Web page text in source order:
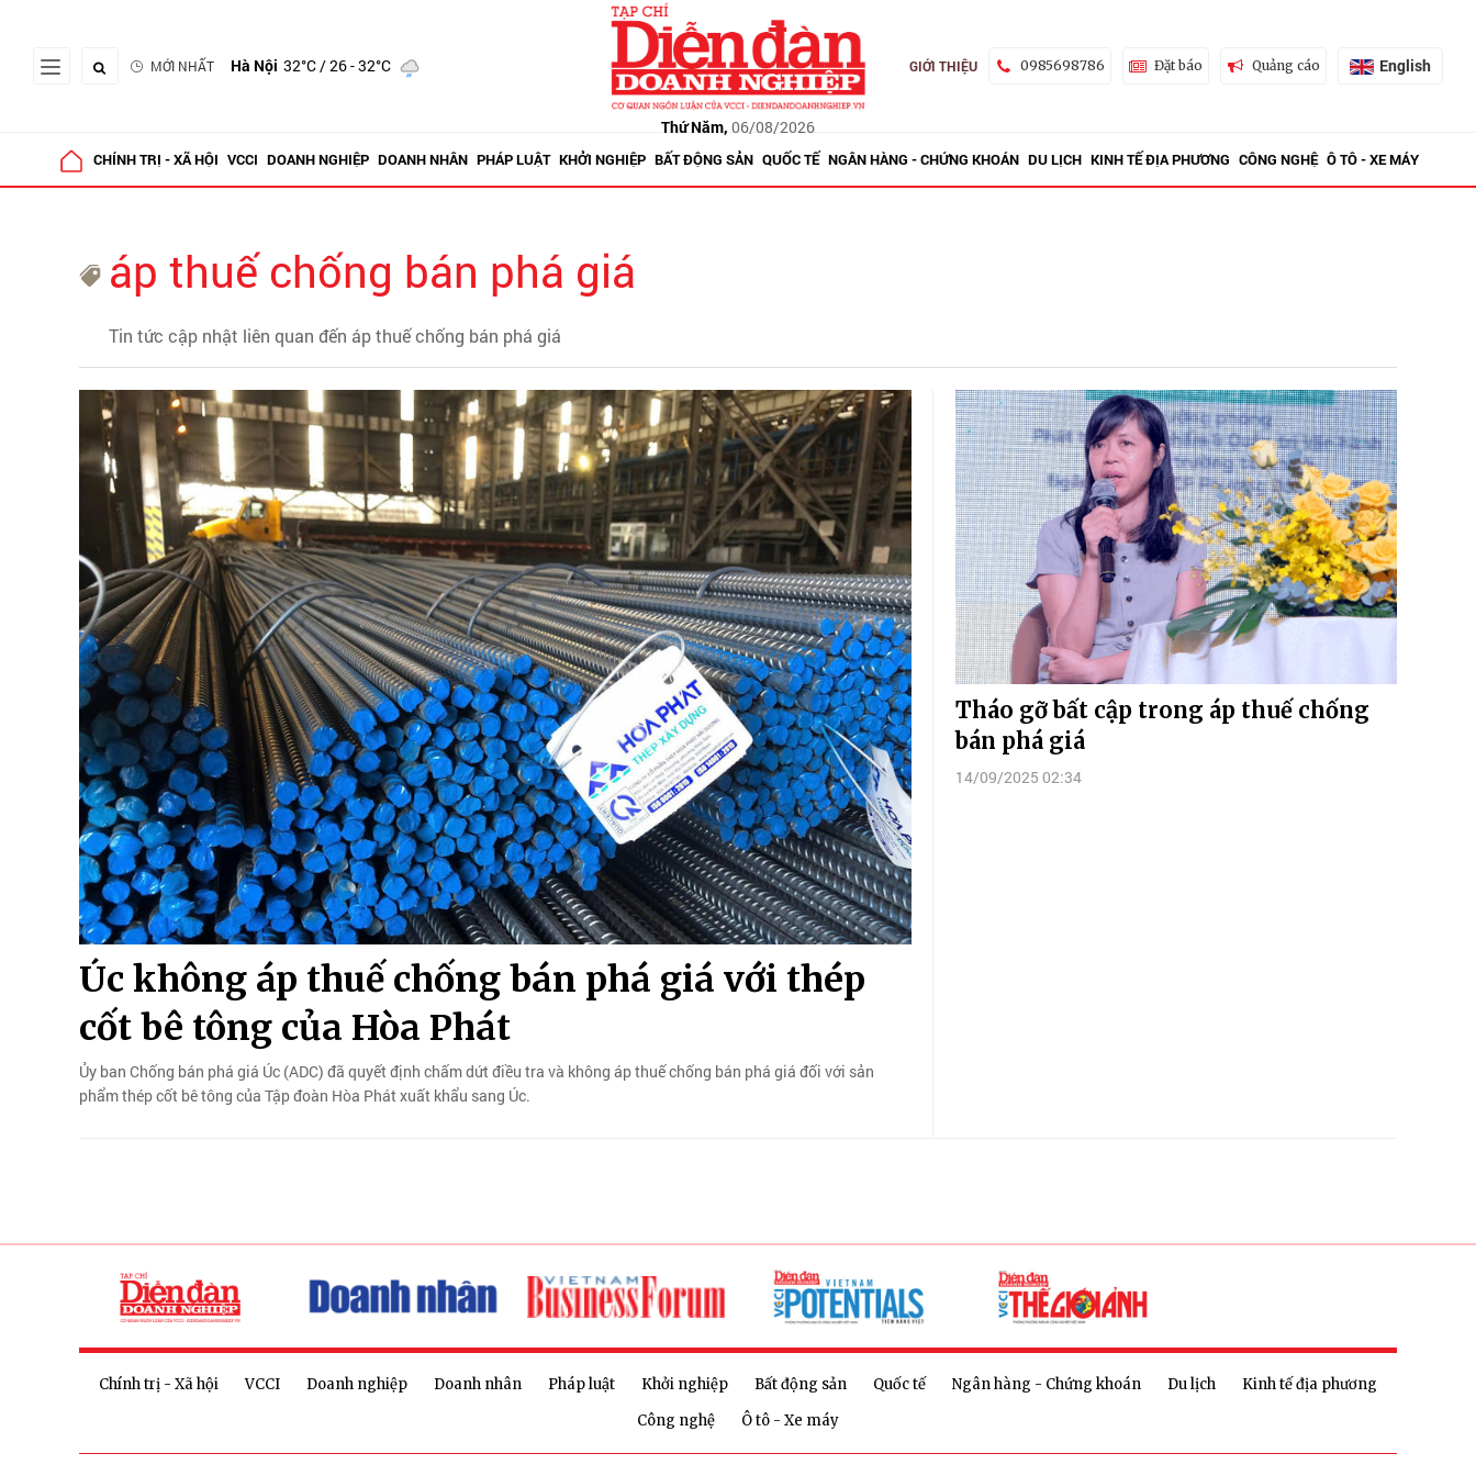
MỚI NHẤT Hà Nội 32°C/ 26 - 32°C
Thứ Năm, 06/08/2026
GIỚI THIỆU 0985698786 Đặt báo Quảng cáo English
CHÍNH TRỊ - XÃ HỘI VCCI DOANH NGHIỆP DOANH NHÂN PHÁP LUẬT KHỞI NGHIỆP BẤT ĐỘNG SẢN QUỐC TẾ NGÂN HÀNG - CHỨNG KHOÁN DU LỊCH KINH TẾ ĐỊA PHƯƠNG CÔNG NGHỆ Ô TÔ - XE MÁY
áp thuế chống bán phá giá
Tin tức cập nhật liên quan đến áp thuế chống bán phá giá
Úc không áp thuế chống bán phá giá với thép
cốt bê tông của Hòa Phát
Ủy ban Chống bán phá giá Úc (ADC) đã quyết định chấm dứt điều tra và không áp thuế chống bán phá giá đối với sản
phẩm thép cốt bê tông của Tập đoàn Hòa Phát xuất khẩu sang Úc.
Tháo gỡ bất cập trong áp thuế chống
bán phá giá
14/09/2025 02:34
Chính trị - Xã hội VCCI Doanh nghiệp Doanh nhân Pháp luật Khởi nghiệp Bất động sản Quốc tế Ngân hàng - Chứng khoán Du lịch
Kinh tế địa phương
Công nghệ
Ô tô - Xe máy